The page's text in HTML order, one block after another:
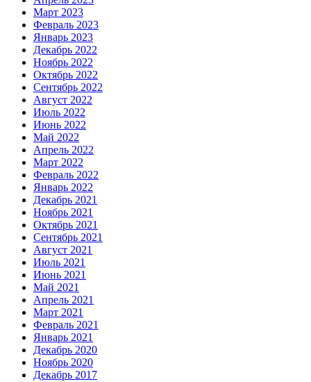
Март 2023
Февраль 2023
Январь 2023
Декабрь 2022
Ноябрь 2022
Октябрь 2022
Сентябрь 2022
Август 2022
Июль 2022
Июнь 2022
Май 2022
Апрель 2022
Март 2022
Февраль 2022
Январь 2022
Декабрь 2021
Ноябрь 2021
Октябрь 2021
Сентябрь 2021
Август 2021
Июль 2021
Июнь 2021
Май 2021
Апрель 2021
Март 2021
Февраль 2021
Январь 2021
Декабрь 2020
Ноябрь 2020
Декабрь 2017